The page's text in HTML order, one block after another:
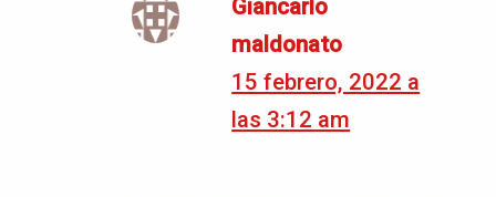
Giancarlo
maldonato
15 febrero, 2022 a
las 3:12 am